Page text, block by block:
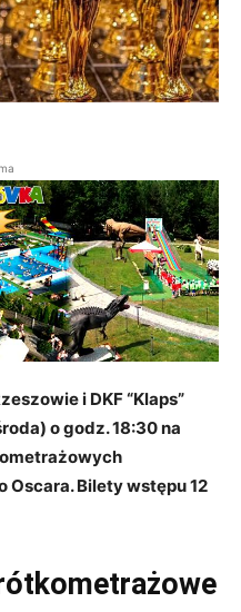
i DKF “Klaps”
o godz. 18:30 na
Oscara. Bilety wstępu 12